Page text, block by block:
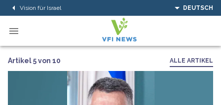
Vision für Israel DEUTSCH
Artikel 5 von 10 ALLE ARTIKEL